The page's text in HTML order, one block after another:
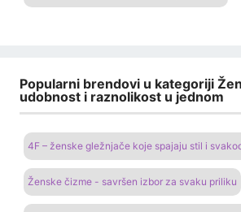
Popularni brendovi u kategoriji
udobnost i raznolikost u jednom
4F – ženske gležnjače koje spajaju stil i
Ženske čizme - savršen izbor za svaku priliku